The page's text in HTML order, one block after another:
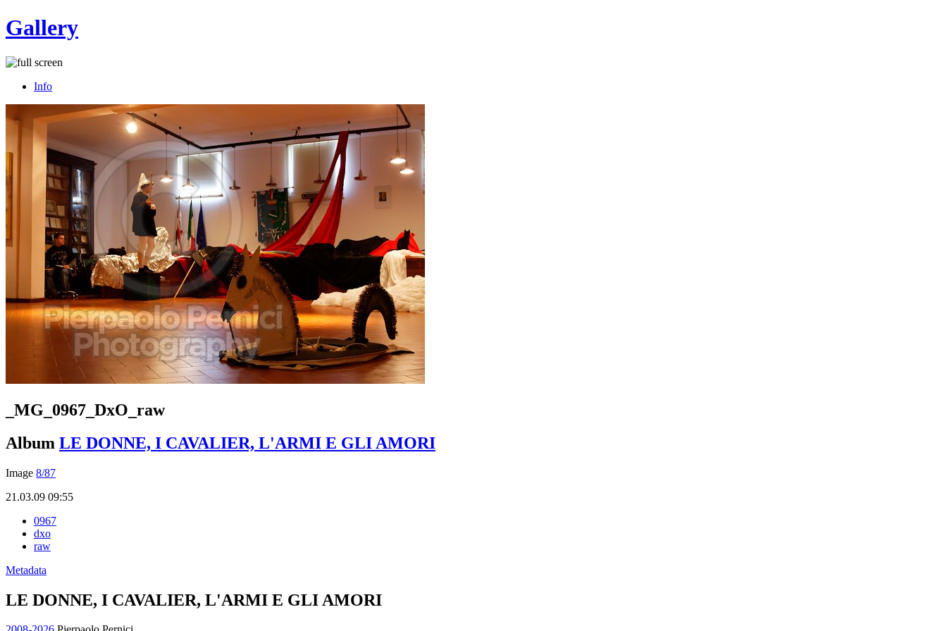
Gallery
Info
_MG_0967_DxO_raw
Album LE DONNE, I CAVALIER, L'ARMI E GLI AMORI
Image 8/87
21.03.09 09:55
0967
dxo
raw
Metadata
LE DONNE, I CAVALIER, L'ARMI E GLI AMORI